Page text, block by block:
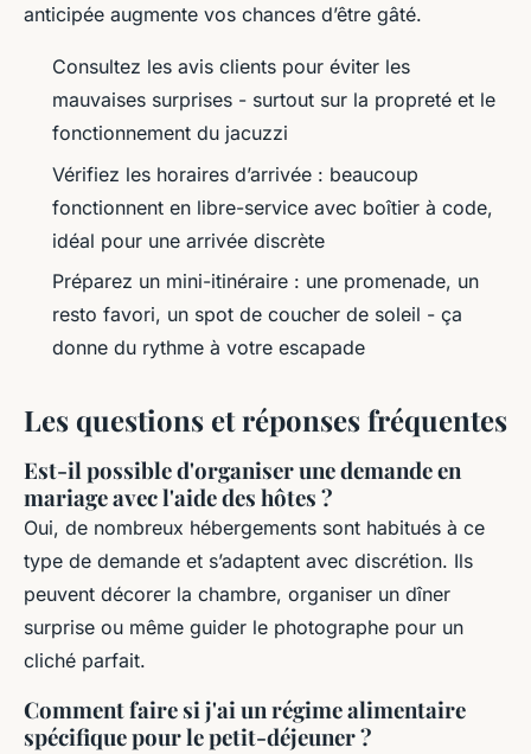
anticipée augmente vos chances d’être gâté.
Consultez les avis clients pour éviter les
mauvaises surprises - surtout sur la propreté et le
fonctionnement du jacuzzi
Vérifiez les horaires d’arrivée : beaucoup
fonctionnent en libre-service avec boîtier à code,
idéal pour une arrivée discrète
Préparez un mini-itinéraire : une promenade, un
resto favori, un spot de coucher de soleil - ça
donne du rythme à votre escapade
Les questions et réponses fréquentes
Est-il possible d'organiser une demande en
mariage avec l'aide des hôtes ?
Oui, de nombreux hébergements sont habitués à ce
type de demande et s’adaptent avec discrétion. Ils
peuvent décorer la chambre, organiser un dîner
surprise ou même guider le photographe pour un
cliché parfait.
Comment faire si j'ai un régime alimentaire
spécifique pour le petit-déjeuner ?